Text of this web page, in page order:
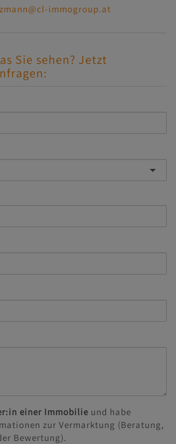
immogroup.at
Sie sehen? Jetzt
einer Immobilie und habe
zur Vermarktung (Beratung,
Bewertung).